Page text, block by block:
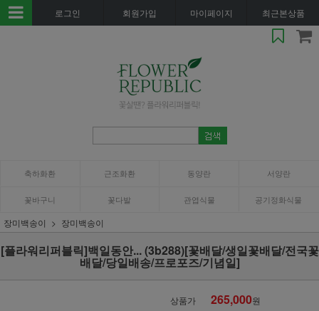
로그인 회원가입 마이페이지 최근본상품
축하화환 근조화환 동양란 서양란
꽃바구니 꽃다발 관엽식물 공기정화식물
장미백송이 장미백송이
[플라워리퍼블릭]백일동안... (3b288)[꽃배달/생일꽃배달/전국꽃
배달/당일배송/프로포즈/기념일]
상품가 265,000원